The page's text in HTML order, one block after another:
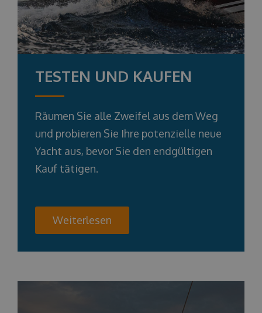
TESTEN UND KAUFEN
Räumen Sie alle Zweifel aus dem Weg
und probieren Sie Ihre potenzielle neue
Yacht aus, bevor Sie den endgültigen
Kauf tätigen.
Weiterlesen